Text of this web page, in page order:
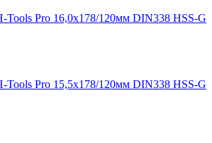
Tools Pro 16,0x178/120мм DIN338 HSS-G
Tools Pro 15,5x178/120мм DIN338 HSS-G